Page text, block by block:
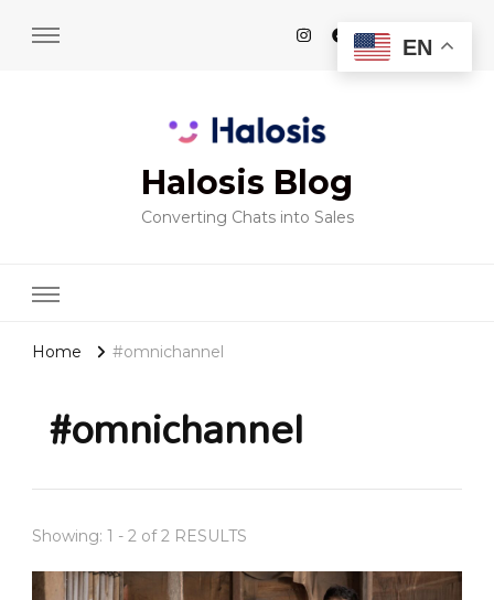
Halosis Blog
Converting Chats into Sales
Home #omnichannel
#omnichannel
Showing: 1 - 2 of 2 RESULTS
EN